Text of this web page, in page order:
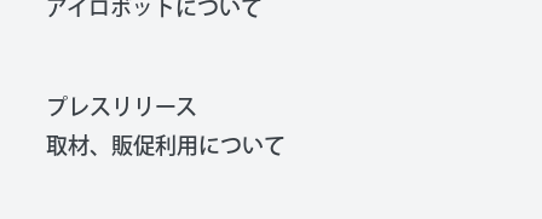
アイロボットについて
プレスリリース
取材、販促利用について